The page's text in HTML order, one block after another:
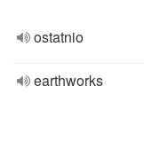
ostatnio
earthworks